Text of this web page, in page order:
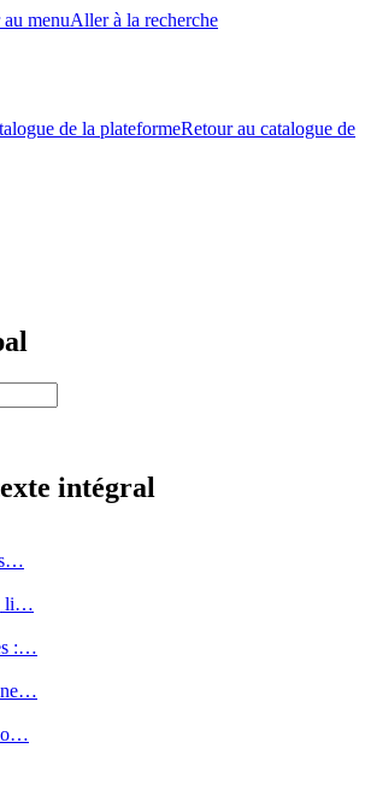
menuAller à la recherche
Retour au catalogue de
intégral
li…
:…